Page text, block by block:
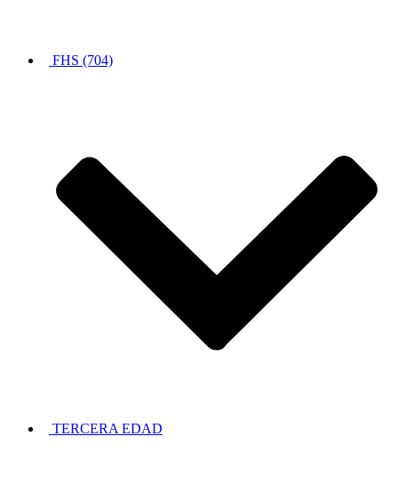
FHS (704)
TERCERA EDAD